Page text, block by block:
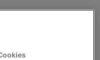
per construir pots
aquestes Festes!